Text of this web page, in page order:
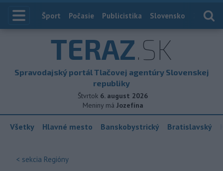
Index
Šport Počasie Publicistika Slovensko
TERAZ.SK
Spravodajský portál Tlačovej agentúry Slovenskej
republiky
Štvrtok 6. august 2026
Meniny má Jozefína
Všetky Hlavné mesto Banskobystrický Bratislavský
< sekcia Regióny